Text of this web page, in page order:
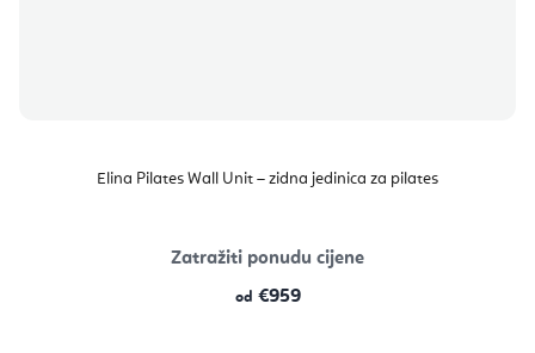
Elina Pilates Wall Unit – zidna jedinica za pilates
Zatražiti ponudu cijene
od €959